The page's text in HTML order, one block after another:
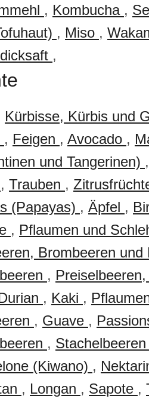
, Kombucha ,
, Miso ,
,
Kürbisse, Kürbis und
, Feigen , Avocado ,
und Tangerinen) ,
, Trauben ,
(Papayas) , Äpfel ,
, Pflaumen und
Brombeeren und
,
, Kaki ,
, Guave ,
, Stachelbeeren
(Kiwano) ,
, Longan , Sapote ,